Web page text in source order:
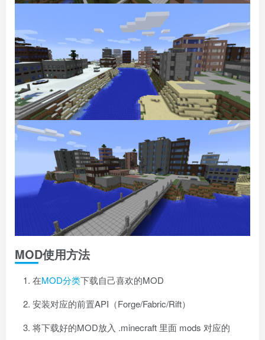
MOD使用方法
在MOD分类下载自己喜欢的MOD
安装对应的前置API（Forge/Fabric/Rift）
将下载好的MOD放入 .minecraft 里面 mods 对应的